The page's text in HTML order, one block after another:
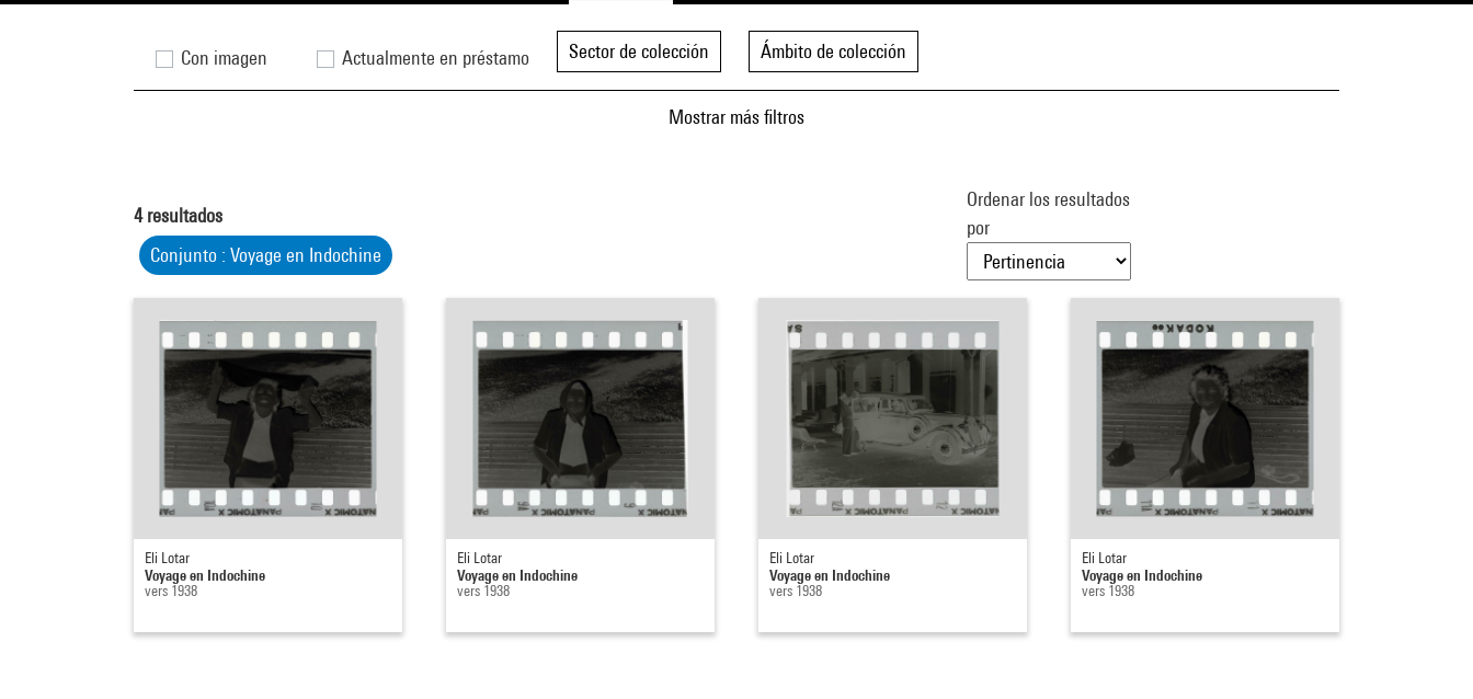
Con imagen Actualmente en préstamo Sector de colección Ámbito de colección
Mostrar más filtros
4resultados
Conjunto : Voyage en Indochine
Ordenar los resultados
por
Eli Lotar
Voyage en Indochine
vers 1938
Eli Lotar
Voyage en Indochine
vers 1938
Eli Lotar
Voyage en Indochine
vers 1938
Eli Lotar
Voyage en Indochine
vers 1938